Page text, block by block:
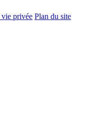
vie privée Plan du site